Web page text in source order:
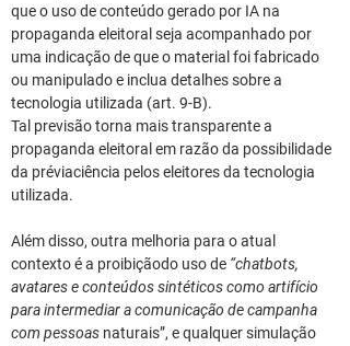
que o uso de conteúdo gerado por IA na
propaganda eleitoral seja acompanhado por
uma indicação de que o material foi fabricado
ou manipulado e inclua detalhes sobre a
tecnologia utilizada (art. 9-B).
Tal previsão torna mais transparente a
propaganda eleitoral em razão da possibilidade
da préviaciência pelos eleitores da tecnologia
utilizada.
Além disso, outra melhoria para o atual
contexto é a proibiçãodo uso de “chatbots,
avatares e conteúdos sintéticos como artifício
para intermediar a comunicação de campanha
com pessoas naturais”, e qualquer simulação